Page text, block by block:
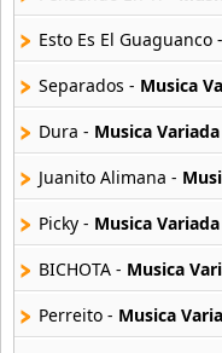
80s Ballads
48 músicas online
80s Pop Rock
50 músicas online
90s Acoustic Hits
39 músicas online
90s Latin Music
50 músicas online
Esto Es El Guaguanco -
Separados - Musica
Dura - Musica
Juanito Alimana -
Picky - Musica
BICHOTA - Musica
Perreito - Musica